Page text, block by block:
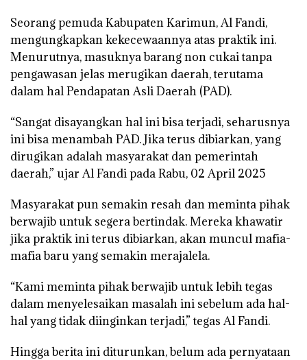
Seorang pemuda Kabupaten Karimun, Al Fandi,
mengungkapkan kekecewaannya atas praktik ini.
Menurutnya, masuknya barang non cukai tanpa
pengawasan jelas merugikan daerah, terutama
dalam hal Pendapatan Asli Daerah (PAD).
“Sangat disayangkan hal ini bisa terjadi, seharusnya
ini bisa menambah PAD. Jika terus dibiarkan, yang
dirugikan adalah masyarakat dan pemerintah
daerah,” ujar Al Fandi pada Rabu, 02 April 2025
Masyarakat pun semakin resah dan meminta pihak
berwajib untuk segera bertindak. Mereka khawatir
jika praktik ini terus dibiarkan, akan muncul mafia-
mafia baru yang semakin merajalela.
“Kami meminta pihak berwajib untuk lebih tegas
dalam menyelesaikan masalah ini sebelum ada hal-
hal yang tidak diinginkan terjadi,” tegas Al Fandi.
Hingga berita ini diturunkan, belum ada pernyataan